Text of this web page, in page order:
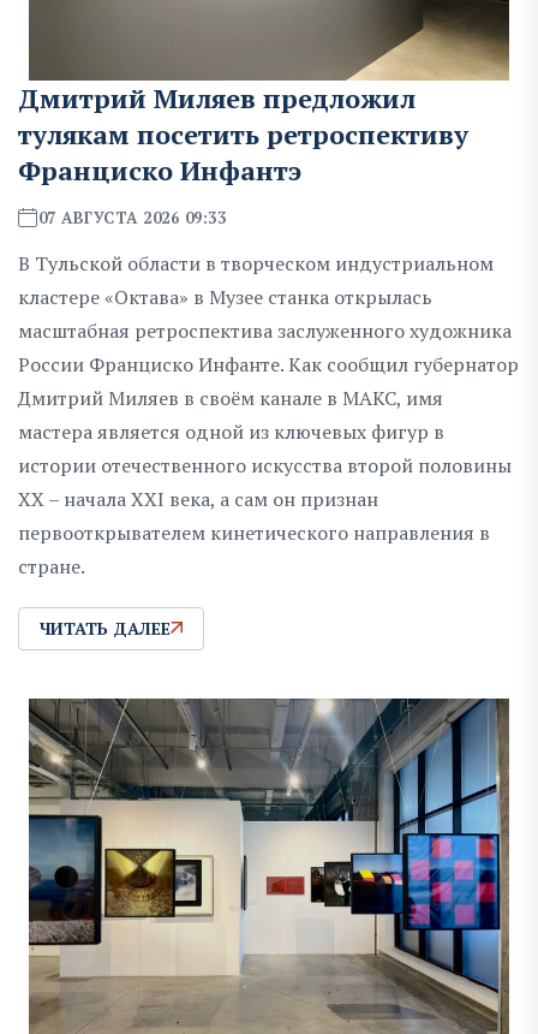
Дмитрий Миляев предложил
тулякам посетить ретроспективу
Франциско Инфантэ
07 АВГУСТА 2026 09:33
В Тульской области в творческом индустриальном
кластере «Октава» в Музее станка открылась
масштабная ретроспектива заслуженного художника
России Франциско Инфанте. Как сообщил губернатор
Дмитрий Миляев в своём канале в МАКС, имя
мастера является одной из ключевых фигур в
истории отечественного искусства второй половины
XX – начала XXI века, а сам он признан
первооткрывателем кинетического направления в
стране.
ЧИТАТЬ ДАЛЕЕ